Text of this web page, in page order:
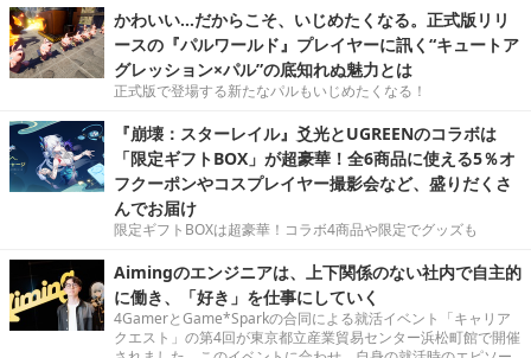
かわいい…だからこそ、いじめたくなる。正式版リリ
ースの『パルワールド』プレイヤーに訊く“キュートア
グレッション×パル”の底知れぬ魅力とは
正式版で登場する新たなパルもいじめたくなる！
『崩壊：スターレイル』爻光とUGREENのコラボは
「限定ギフトBOX」が超豪華！全6商品に使える5％オ
フクーポンやコスプレイヤー撮影会など、盛りだくさ
んでお届け
限定ギフトBOXは超豪華！コラボ4商品や限定でグッズも
Aimingのエンジニアは、上下関係のない社内で自主的
に働き、「好き」を仕事にしていく
4GamerとGame*Sparkの合同による就活イベント「キャリア
クエスト」の第4回が東京都立産業貿易センター浜松町館で開催